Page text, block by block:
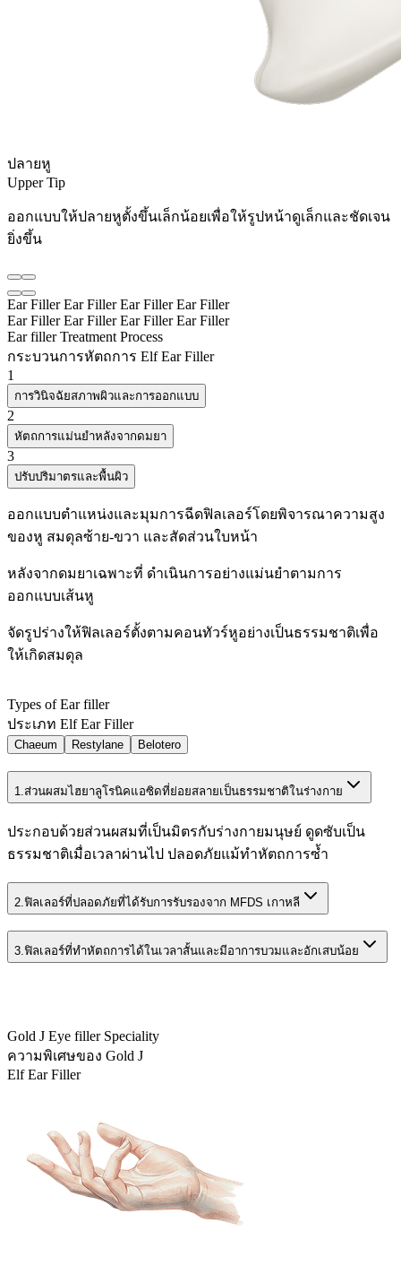
ปลายหู
Upper Tip
ออกแบบให้ปลายหูตั้งขึ้นเล็กน้อยเพื่อให้รูปหน้าดูเล็กและชัดเจน
ยิ่งขึ้น
Ear Filler Ear Filler Ear Filler Ear Filler
Ear Filler Ear Filler Ear Filler Ear Filler
Ear filler Treatment Process
กระบวนการหัตถการ Elf Ear Filler
1
การวินิจฉัยสภาพผิวและการออกแบบ
2
หัตถการแม่นยำหลังจากดมยา
3
ปรับปริมาตรและพื้นผิว
ออกแบบตำแหน่งและมุมการฉีดฟิลเลอร์โดยพิจารณาความสูง
ของหู สมดุลซ้าย-ขวา และสัดส่วนใบหน้า
หลังจากดมยาเฉพาะที่ ดำเนินการอย่างแม่นยำตามการ
ออกแบบเส้นหู
จัดรูปร่างให้ฟิลเลอร์ตั้งตามคอนทัวร์หูอย่างเป็นธรรมชาติเพื่อ
ให้เกิดสมดุล
Types of Ear filler
ประเภท Elf Ear Filler
Chaeum Restylane Belotero
1.ส่วนผสมไฮยาลูโรนิคแอซิดที่ย่อยสลายเป็นธรรมชาติในร่างกาย
ประกอบด้วยส่วนผสมที่เป็นมิตรกับร่างกายมนุษย์ ดูดซับเป็น
ธรรมชาติเมื่อเวลาผ่านไป ปลอดภัยแม้ทำหัตถการซ้ำ
2. ฟิลเลอร์ที่ปลอดภัยที่ได้รับการรับรองจาก MFDS เกาหลี
3.ฟิลเลอร์ที่ทำหัตถการได้ในเวลาสั้นและมีอาการบวมและอักเสบน้อย
Gold J Eye filler Speciality
ความพิเศษของ Gold J
Elf Ear Filler